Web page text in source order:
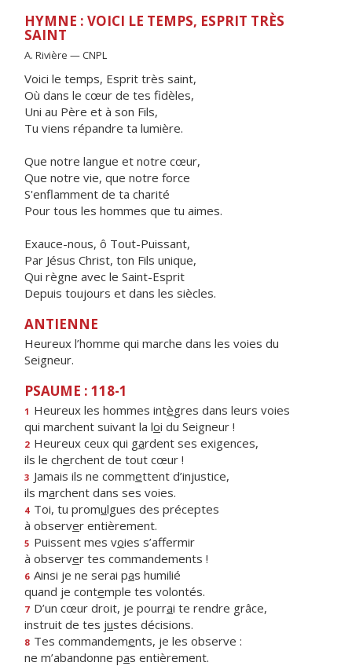
HYMNE : VOICI LE TEMPS, ESPRIT TRÈS
SAINT
A. Rivière — CNPL
Voici le temps, Esprit très saint,
Où dans le cœur de tes fidèles,
Uni au Père et à son Fils,
Tu viens répandre ta lumière.
Que notre langue et notre cœur,
Que notre vie, que notre force
S'enflamment de ta charité
Pour tous les hommes que tu aimes.
Exauce-nous, ô Tout-Puissant,
Par Jésus Christ, ton Fils unique,
Qui règne avec le Saint-Esprit
Depuis toujours et dans les siècles.
ANTIENNE
Heureux l’homme qui marche dans les voies du
Seigneur.
PSAUME : 118-1
1 Heureux les hommes intègres dans leurs voies
qui marchent suivant la loi du Seigneur !
2 Heureux ceux qui gardent ses exigences,
ils le cherchent de tout cœur !
3 Jamais ils ne commettent d’injustice,
ils marchent dans ses voies.
4 Toi, tu promulgues des préceptes
à observer entièrement.
5 Puissent mes voies s’affermir
à observer tes commandements !
6 Ainsi je ne serai pas humilié
quand je contemple tes volontés.
7 D’un cœur droit, je pourrai te rendre grâce,
instruit de tes justes décisions.
8 Tes commandements, je les observe :
ne m’abandonne pas entièrement.